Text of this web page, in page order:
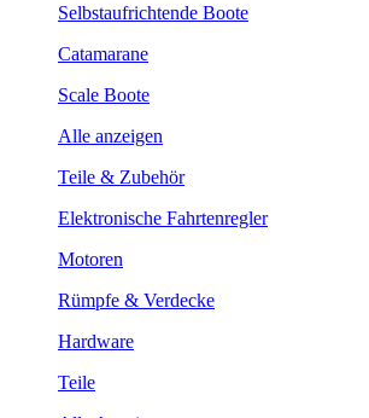
Selbstaufrichtende Boote
Catamarane
Scale Boote
Alle anzeigen
Teile & Zubehör
Elektronische Fahrtenregler
Motoren
Rümpfe & Verdecke
Hardware
Teile